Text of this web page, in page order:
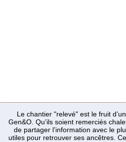
Le chantier "relevé" est le fruit
Gen&O. Qu’ils soient remerciés
de partager l’information avec le
utiles pour retrouver ses ancêtres.